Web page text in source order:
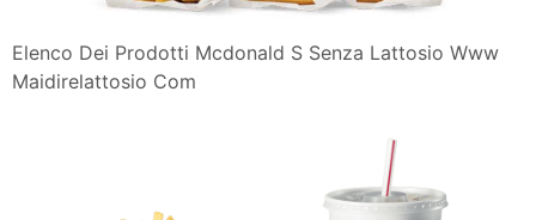
Elenco Dei Prodotti Mcdonald S Senza Lattosio Www
Maidirelattosio Com